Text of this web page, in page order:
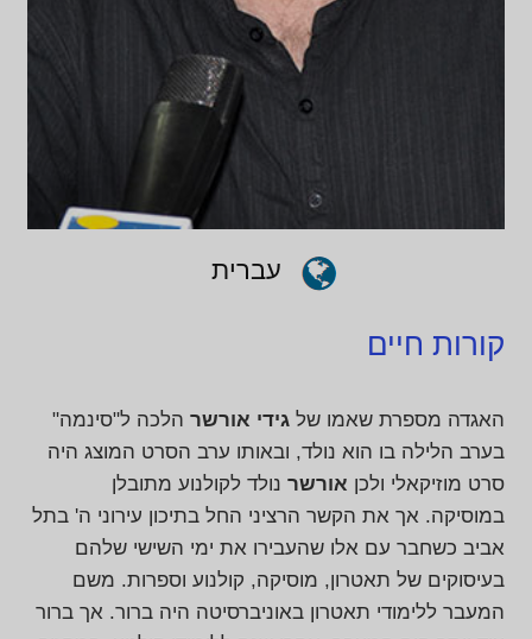
עברית
קורות חיים
האגדה מספרת שאמו שלגידי אורשר הלכה ל"סינמה"
בערב הלילה בו הוא נולד, ובאותו ערב הסרט המוצג היה
סרט מוזיקאלי ולכן אורשר נולד לקולנוע מתובלן
במוסיקה. אך את הקשר הרציני החל בתיכון עירוני ה' בתל
אביב כשחבר עם אלו שהעבירו את ימי השישי שלהם
בעיסוקים של תאטרון, מוסיקה, קולנוע וספרות. משם
המעבר ללימודי תאטרון באוניברסיטה היה ברור. אך ברור